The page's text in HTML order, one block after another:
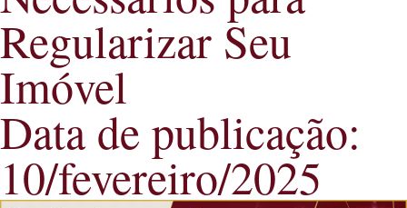
Regularizar Seu
Imóvel
Data de publicação:
10/fevereiro/2025